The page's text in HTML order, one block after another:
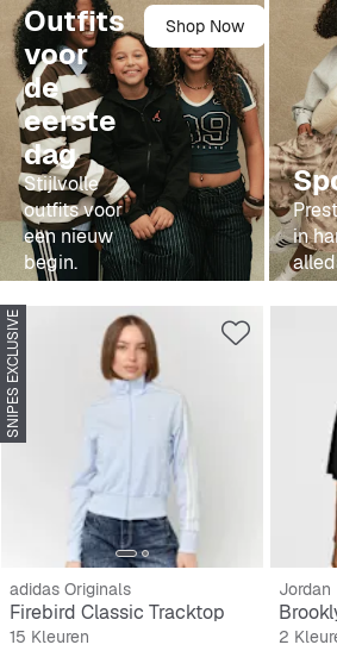
Outfits
voor
de
eerste
dag
Stijlvolle
outfits voor
een nieuw
begin.
Shop Now
in
SNIPES EXCLUSIVE
adidas Originals
Firebird Classic Tracktop
15 Kleuren
Jordan
2